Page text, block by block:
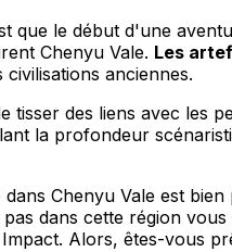
que le début d'une
Chenyu Vale. Les
anciennes.
tisser des liens avec les
la profondeur
Chenyu Vale est
dans cette région
Alors, êtes-vous